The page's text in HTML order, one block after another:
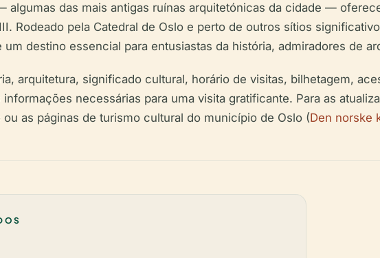
algumas das mais antigas ruínas arquitetónicas da cidade —
Rodeado pela Catedral de Oslo e perto de outros sítios
um destino essencial para entusiastas da história, admiradores de
arquitetura, significado cultural, horário de visitas, bilhetagem,
necessárias para uma visita gratificante. Para as
as páginas de turismo cultural do município de Oslo (Den norske